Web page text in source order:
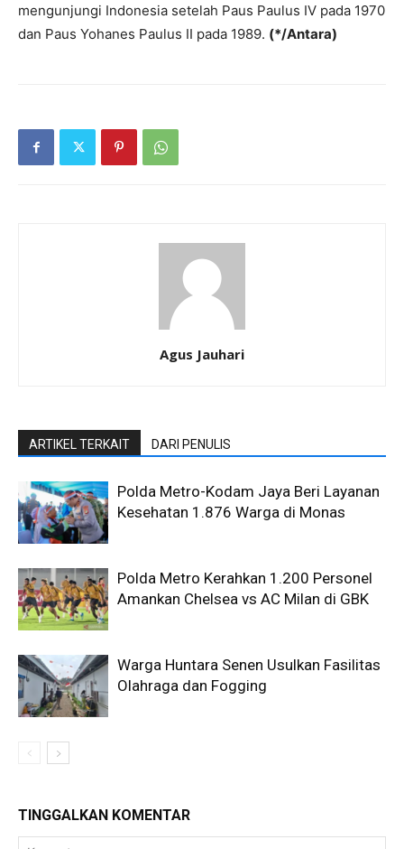
mengunjungi Indonesia setelah Paus Paulus IV pada 1970
dan Paus Yohanes Paulus II pada 1989. (*/Antara)
Agus Jauhari
ARTIKEL TERKAIT DARI PENULIS
Polda Metro-Kodam Jaya Beri Layanan
Kesehatan 1.876 Warga di Monas
Polda Metro Kerahkan 1.200 Personel
Amankan Chelsea vs AC Milan di GBK
Warga Huntara Senen Usulkan Fasilitas
Olahraga dan Fogging
TINGGALKAN KOMENTAR